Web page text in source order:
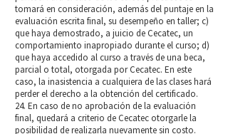
tomará en consideración, además del puntaje en la
evaluación escrita final, su desempeño en taller; c)
que haya demostrado, a juicio de Cecatec, un
comportamiento inapropiado durante el curso; d)
que haya accedido al curso a través de una beca,
parcial o total, otorgada por Cecatec. En este
caso, la inasistencia a cualquiera de las clases hará
perder el derecho a la obtención del certificado.
24. En caso de no aprobación de la evaluación
final, quedará a criterio de Cecatec otorgarle la
posibilidad de realizarla nuevamente sin costo.